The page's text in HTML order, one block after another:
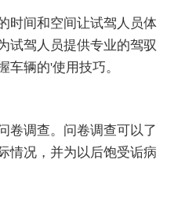
间和空间让试驾人员体
试驾人员提供专业的驾驭
车辆的'使用技巧。
调查。问卷调查可以了
情况，并为以后饱受诟病